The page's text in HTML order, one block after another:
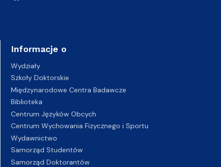
Informacje o
Wydziały
Szkoły Doktorskie
Międzynarodowe Centra Badawcze
Biblioteka
Centrum Języków Obcych
Centrum Wychowania Fizycznego i Sportu
Wydawnictwo
Samorząd Studentów
Samorząd Doktorantów